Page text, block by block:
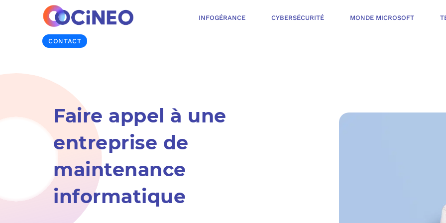
INFOGÉRANCE CYBERSÉCURITÉ MONDE MICROSOFT
CONTACT
Faire appel à une
entreprise de
maintenance
informatique
MESURER ET